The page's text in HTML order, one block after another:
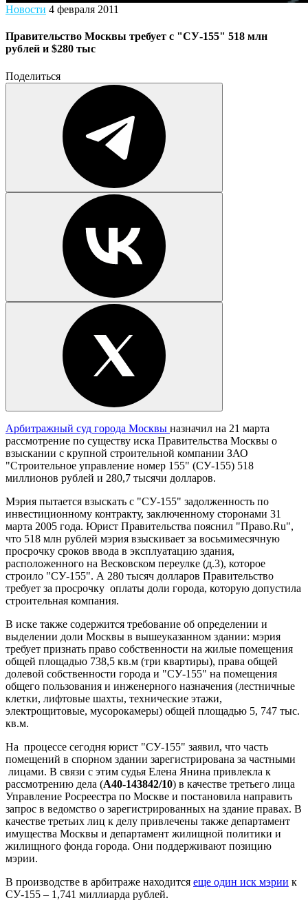
Новости 4 февраля 2011
Правительство Москвы требует с "СУ-155" 518 млн
рублей и $280 тыс
Поделиться
Арбитражный суд города Москвы назначил на 21 марта
рассмотрение по существу иска Правительства Москвы о
взыскании с крупной строительной компании ЗАО
"Строительное управление номер 155" (СУ-155) 518
миллионов рублей и 280,7 тысячи долларов.
Мэрия пытается взыскать с "СУ-155" задолженность по
инвестиционному контракту, заключенному сторонами 31
марта 2005 года. Юрист Правительства пояснил "Право.Ru",
что 518 млн рублей мэрия взыскивает за восьмимесячную
просрочку сроков ввода в эксплуатацию здания,
расположенного на Весковском переулке (д.3), которое
строило "СУ-155". А 280 тысяч долларов Правительство
требует за просрочку оплаты доли города, которую допустила
строительная компания.
В иске также содержится требование об определении и
выделении доли Москвы в вышеуказанном здании: мэрия
требует признать право собственности на жилые помещения
общей площадью 738,5 кв.м (три квартиры), права общей
долевой собственности города и "СУ-155" на помещения
общего пользования и инженерного назначения (лестничные
клетки, лифтовые шахты, технические этажи,
электрощитовые, мусорокамеры) общей площадью 5, 747 тыс.
кв.м.
На процессе сегодня юрист "СУ-155" заявил, что часть
помещений в спорном здании зарегистрирована за частными
лицами. В связи с этим судья Елена Янина привлекла к
рассмотрению дела (А40-143842/10) в качестве третьего лица
Управление Росреестра по Москве и постановила направить
запрос в ведомство о зарегистрированных на здание правах. В
качестве третьих лиц к делу привлечены также департамент
имущества Москвы и департамент жилищной политики и
жилищного фонда города. Они поддерживают позицию
мэрии.
В производстве в арбитраже находится еще один иск мэрии к
СУ-155 – 1,741 миллиарда рублей.